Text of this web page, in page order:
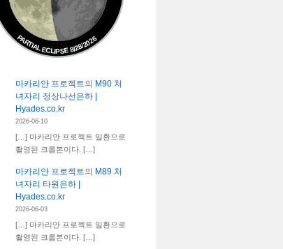
PARTIAL ECLIPSE 8/28/2026
마카리안 프로젝트의 M90 처
녀자리 정상나선은하 |
Hyades.co.kr
2026-06-10
[…] 마카리안 프로젝트 일환으로
촬영된 크롭본이다. […]
마카리안 프로젝트의 M89 처
녀자리 타원은하 |
Hyades.co.kr
2026-06-03
[…] 마카리안 프로젝트 일환으로
촬영된 크롭본이다. […]